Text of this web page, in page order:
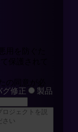
用を防ぐた
保護されて
の同意が必
グ修正
製品